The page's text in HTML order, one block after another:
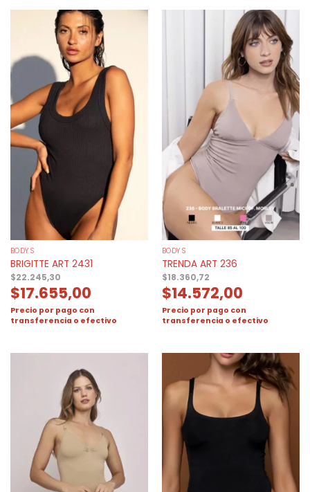
BODYS
BRIGITTE ART 2431
$22.245,30
$17.655,00
Precio por pago con
transferencia o efectivo
BODYS
TRENDA ART 236
$18.360,72
$14.572,00
Precio por pago con
transferencia o efectivo